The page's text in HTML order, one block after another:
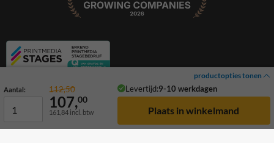
productopties tonen
Aantal: 112,50 Levertijd:9-10 werkdagen
107,00
161,84 incl. btw
© 2026 TrafficSupply. Alle rechten voorbehouden.